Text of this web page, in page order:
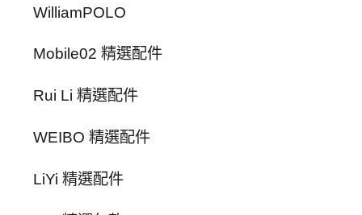
WilliamPOLO
Mobile02 精選配件
Rui Li 精選配件
WEIBO 精選配件
LiYi 精選配件